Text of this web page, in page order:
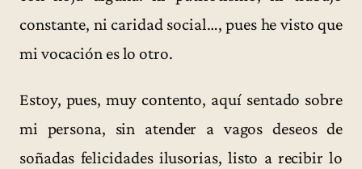
constante, ni caridad social…, pues he visto que
mi vocación es lo otro.
Estoy, pues, muy contento, aquí sentado sobre
mi persona, sin atender a vagos deseos de
soñadas felicidades ilusorias, listo a recibir lo